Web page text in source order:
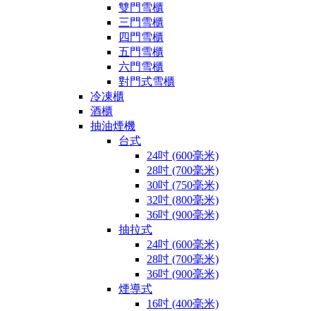
雙門雪櫃
三門雪櫃
四門雪櫃
五門雪櫃
六門雪櫃
對門式雪櫃
冷凍櫃
酒櫃
抽油煙機
台式
24吋 (600毫米)
28吋 (700毫米)
30吋 (750毫米)
32吋 (800毫米)
36吋 (900毫米)
抽拉式
24吋 (600毫米)
28吋 (700毫米)
36吋 (900毫米)
煙導式
16吋 (400毫米)